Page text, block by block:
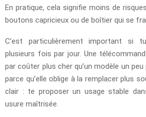
En pratique, cela signifie moins de
boutons capricieux ou de boîtier qui se
C’est particulièrement important si
plusieurs fois par jour. Une
par coûter plus cher qu’un modèle un
parce qu’elle oblige à la remplacer plus
clair : te proposer un usage stable
usure maîtrisée.